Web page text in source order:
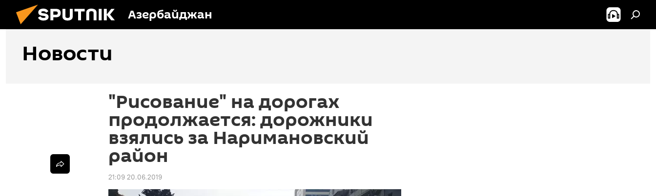
Азербайджан
Новости
"Рисование" на дорогах
продолжается: дорожники
взялись за Наримановский
район
21:09 20.06.2019